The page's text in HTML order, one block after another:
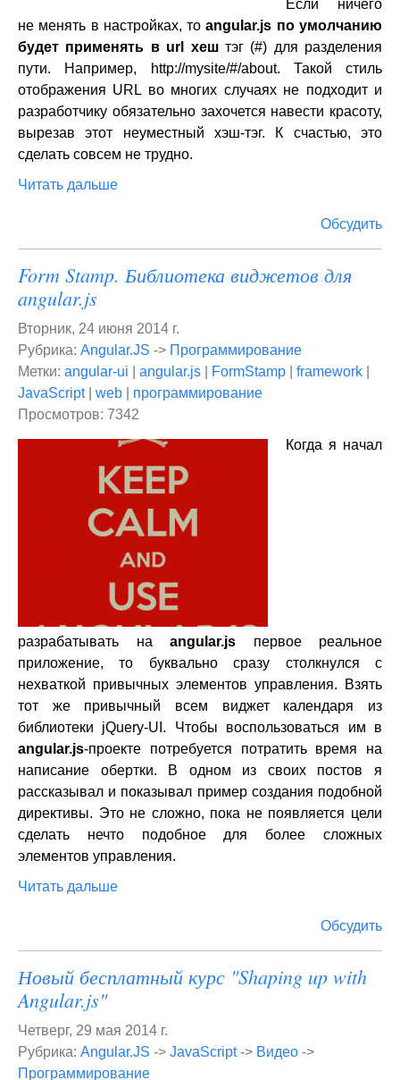
Если ничего
не менять в настройках, тоangular.js по умолчанию
будет применять в url хештэг (#) для разделения
пути. Например, http://mysite/#/about. Такой стиль
отображения URL во многих случаях не подходит и
разработчику обязательно захочется навести красоту,
вырезав этот неуместный хэш-тэг. К счастью, это
сделать совсем не трудно.
Читать дальше
Обсудить
Form Stamp. Библиотека виджетов для
angular.js
Вторник, 24 июня 2014 г.
Рубрика: Angular.JS -> Программирование
Метки: angular-ui angular.js FormStamp framework
JavaScript| web
программирование
Просмотров: 7342
Когда я начал
разрабатывать на angular.js первое реальное
приложение, то буквально сразу столкнулся с
нехваткой привычных элементов управления. Взять
тот же привычный всем виджет календаря из
библиотеки jQuery-UI. Чтобы воспользоваться им в
angular.js-проекте потребуется потратить время на
написание обертки. В одном из своих постов я
рассказывал и показывал пример создания подобной
директивы. Это не сложно, пока не появляется цели
сделать нечто подобное для более сложных
элементов управления.
Читать дальше
Обсудить
Новый бесплатный курс "Shaping up with
Angular.js"
Четверг, 29 мая 2014 г.
Рубрика: Angular.JS -> JavaScript-> Видео ->
Программирование